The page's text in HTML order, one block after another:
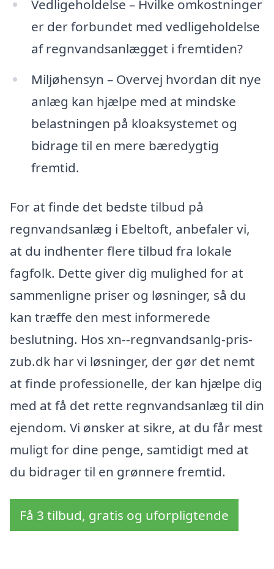
Vedligeholdelse – Hvilke omkostninger
er der forbundet med vedligeholdelse
af regnvandsanlægget i fremtiden?
Miljøhensyn – Overvej hvordan dit nye
anlæg kan hjælpe med at mindske
belastningen på kloaksystemet og
bidrage til en mere bæredygtig
fremtid.
For at finde det bedste tilbud på
regnvandsanlæg i Ebeltoft, anbefaler vi,
at du indhenter flere tilbud fra lokale
fagfolk. Dette giver dig mulighed for at
sammenligne priser og løsninger, så du
kan træffe den mest informerede
beslutning. Hos xn--regnvandsanlg-pris-
zub.dk har vi løsninger, der gør det nemt
at finde professionelle, der kan hjælpe dig
med at få det rette regnvandsanlæg til din
ejendom. Vi ønsker at sikre, at du får mest
muligt for dine penge, samtidigt med at
du bidrager til en grønnere fremtid.
Få 3 tilbud, gratis og uforpligtende